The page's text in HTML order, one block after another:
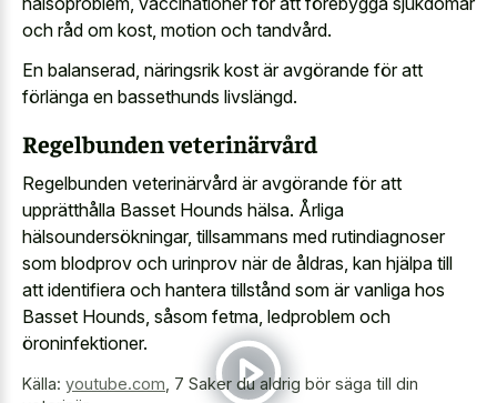
och råd om kost, motion och tandvård.
En balanserad, näringsrik kost är avgörande för att
förlänga en bassethunds livslängd.
Regelbunden veterinärvård
Regelbunden veterinärvård är avgörande för att
upprätthålla Basset Hounds hälsa. Årliga
hälsoundersökningar, tillsammans med rutindiagnoser
som blodprov och urinprov när de åldras, kan hjälpa till
att identifiera och hantera tillstånd som är vanliga hos
Basset Hounds, såsom fetma, ledproblem och
öroninfektioner.
Källa: youtube.com, 7 Saker du aldrig bör säga till din